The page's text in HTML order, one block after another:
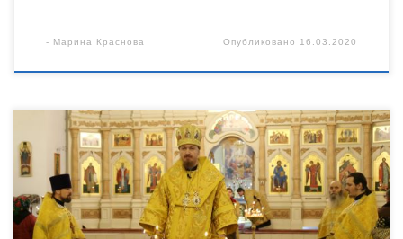
- Марина Краснова Опубликовано 16.03.2020
15 марта, в Неделю 2-ю Великого поста, День памяти
святителя Григория Паламы, архиепископа Солунского, в
Христорождественском кафедральном соборе города Уварово
епископ Уваровский и Кирсановский Игнатий совершил
Божественную литургию в сослужении клириков собора –